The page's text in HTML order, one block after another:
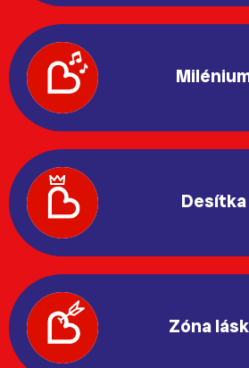
Desítka
Zóna